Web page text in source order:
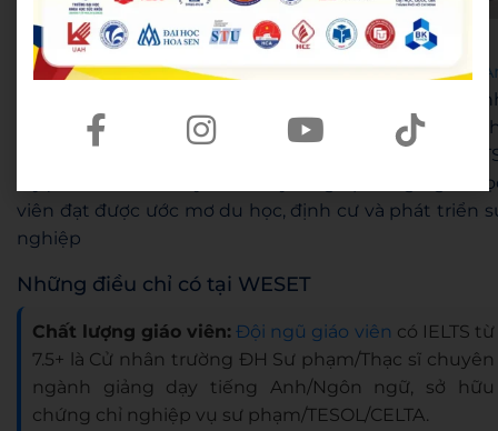
WESET English Center
WESET English Center–
trung tâm luyện thi tiếng
tại TP HCM. Với nhiều năm
nghiệm trong lĩnh vực đào tạo tiếng Anh và luyện
IELTS, WESET tự hào là trung tâm luyện thi
luyện thi TOEIC chuyên sâu uy tín giúp hàng ngàn
viên đạt được ước mơ du học, định cư và phát triển
nghiệp
Những điều chỉ có tại WESET
Chất lượng giáo viên: Đội ngũ giáo viên có IELTS từ
7.5+ là Cử nhân trường ĐH Sư phạm/Thạc sĩ chuyên
ngành giảng dạy tiếng Anh/Ngôn ngữ, sở hữu
chứng chỉ nghiệp vụ sư phạm/TESOL/CELTA.